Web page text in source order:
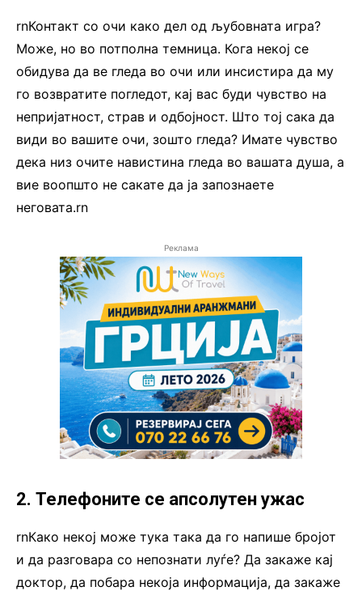
rnКонтакт со очи како дел од љубовната игра?
Може, но во потполна темница. Кога некој се
обидува да ве гледа во очи или инсистира да му
го возвратите погледот, кај вас буди чувство на
непријатност, страв и одбојност. Што тој сака да
види во вашите очи, зошто гледа? Имате чувство
дека низ очите навистина гледа во вашата душа, а
вие воопшто не сакате да ја запознаете
неговата.rn
Реклама
2. Телефоните се апсолутен ужас
rnКако некој може тука така да го напише бројот
и да разговара со непознати луѓе? Да закаже кај
доктор, да побара некоја информација, да закаже